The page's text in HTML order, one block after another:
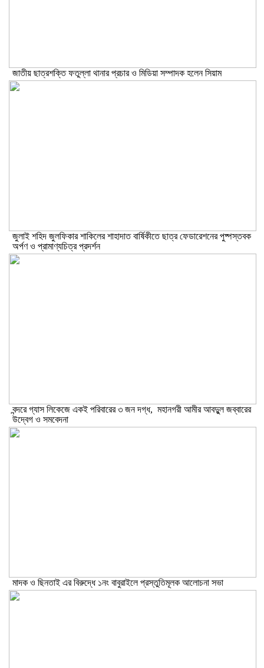
জাতীয় ছাত্রশক্তি ফতুল্লা থানার প্রচার ও মিডিয়া সম্পাদক হলেন সিয়াম
​জুলাই শহিদ জুলফিকার শাকিলের শাহাদাত বার্ষিকীতে ছাত্র ফেডারেশনের পুষ্পস্তবক
অর্পণ ও প্রামাণ্যচিত্র প্রদর্শন
বন্দরে গ্যাস লিকেজে একই পরিবারের ৩ জন দগ্ধ, মহানগরী আমীর আবদুুল জব্বারের
উদ্বেগ ও সমবেদনা
মাদক ও ছিনতাই এর বিরুদ্ধে ১নং বাবুরাইলে প্রস্তুতিমূলক আলোচনা সভা